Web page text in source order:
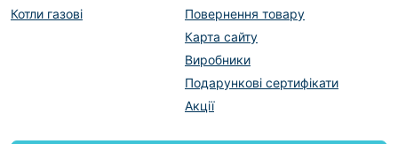
Котли газові
Повернення товару
Карта сайту
Виробники
Подарункові сертифікати
Акції